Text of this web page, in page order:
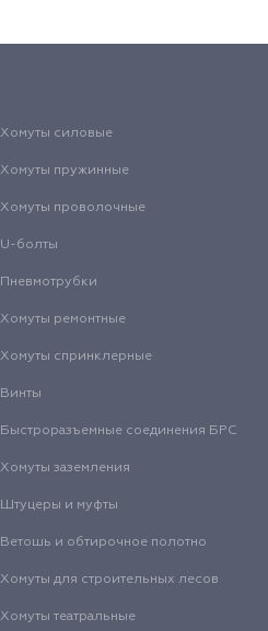
Хомуты силовые
Хомуты пружинные
Хомуты проволочные
U-болты
Пневмотрубки
Хомуты ремонтные
Хомуты спринклерные
Винты
Быстроразъемные соединения БРС
Хомуты заземления
Штуцеры и муфты
Ветошь и обтирочное полотно
Хомуты для строительных лесов
Хомуты театральные